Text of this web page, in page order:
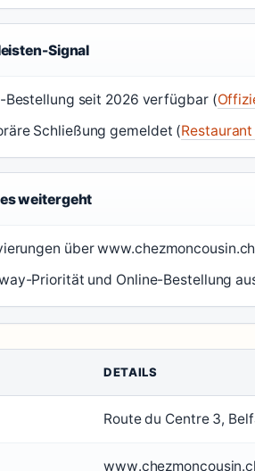
Signal
Bestellung seit 2026 verfügbar (
Schließung gemeldet (
weitergeht
über
Priorität und Online-Bestellung
DETAILS
Route du Centre 3,